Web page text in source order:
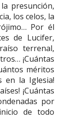
presunción,
los celos, la
Por él
de Lucifer,
terrenal,
¡Cuántas
méritos
en la Iglesia!
¡Cuántas
por
de todo